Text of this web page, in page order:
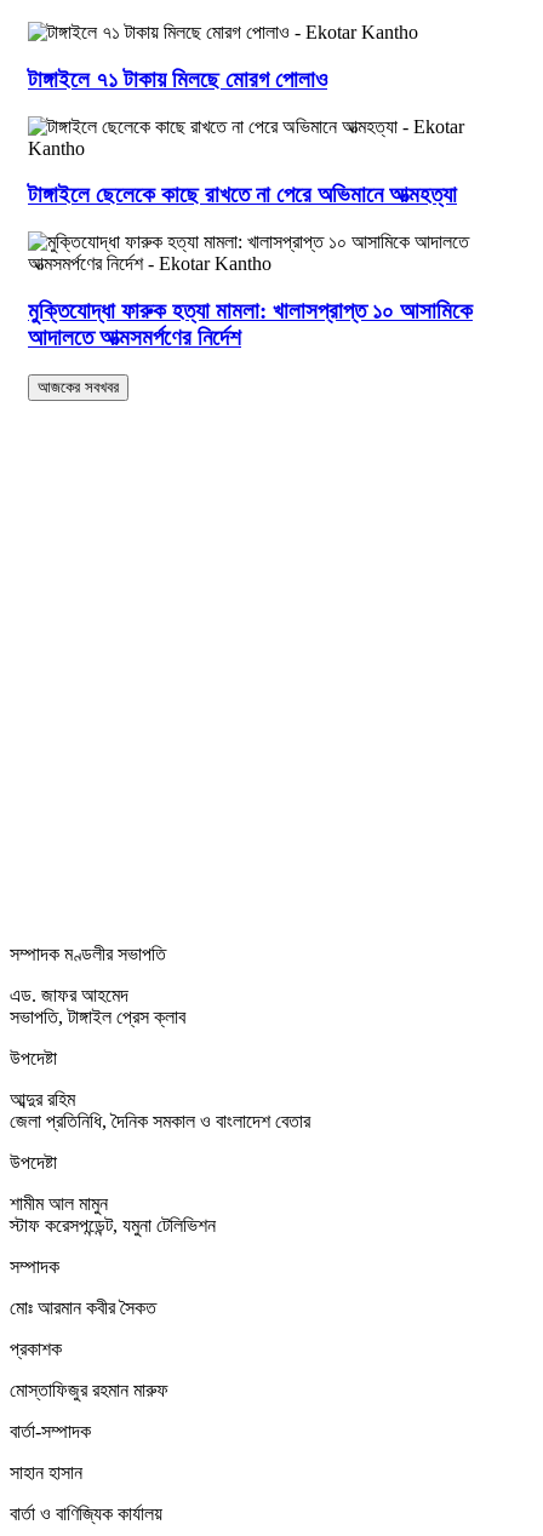
টাঙ্গাইলে ৭১ টাকায় মিলছে মোরগ পোলাও
টাঙ্গাইলে ছেলেকে কাছে রাখতে না পেরে অভিমানে আত্মহত্যা
মুক্তিযোদ্ধা ফারুক হত্যা মামলা: খালাসপ্রাপ্ত ১০ আসামিকে
আদালতে আত্মসমর্পণের নির্দেশ
সম্পাদক মণ্ডলীর সভাপতি
এড. জাফর আহমেদ
সভাপতি, টাঙ্গাইল প্রেস ক্লাব
উপদেষ্টা
আব্দুর রহিম
জেলা প্রতিনিধি, দৈনিক সমকাল ও বাংলাদেশ বেতার
উপদেষ্টা
শামীম আল মামুন
স্টাফ করেসপন্ডেন্ট, যমুনা টেলিভিশন
সম্পাদক
মোঃ আরমান কবীর সৈকত
প্রকাশক
মোস্তাফিজুর রহমান মারুফ
বার্তা-সম্পাদক
সাহান হাসান
বার্তা ও বাণিজ্যিক কার্যালয়